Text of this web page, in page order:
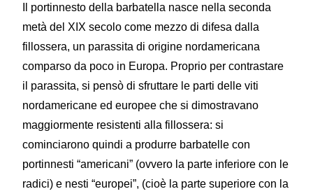
Il portinnesto della barbatella nasce nella seconda
metà del XIX secolo come mezzo di difesa dalla
fillossera, un parassita di origine nordamericana
comparso da poco in Europa. Proprio per contrastare
il parassita, si pensò di sfruttare le parti delle viti
nordamericane ed europee che si dimostravano
maggiormente resistenti alla fillossera: si
cominciarono quindi a produrre barbatelle con
portinnesti “americani” (ovvero la parte inferiore con le
radici) e nesti “europei”, (cioè la parte superiore con la